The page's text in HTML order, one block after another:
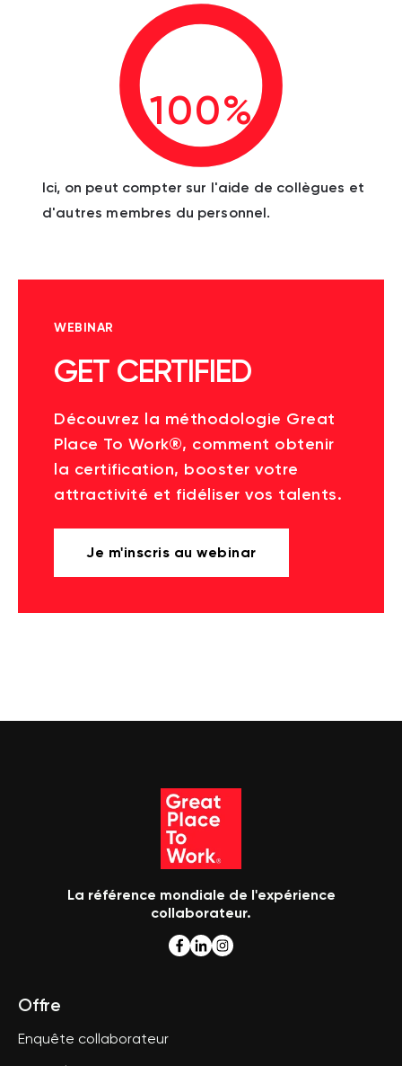
100%
Ici, on peut compter sur l'aide de collègues et
d'autres membres du personnel.
WEBINAR
GET CERTIFIED
Découvrez la méthodologie Great
Place To Work®, comment obtenir
la certification, booster votre
attractivité et fidéliser vos talents.
Je m'inscris au webinar
La référence mondiale de l'expérience
collaborateur.
Offre
Enquête collaborateur